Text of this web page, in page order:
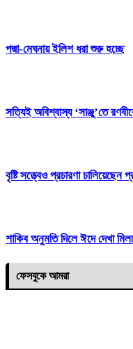
পদ্মা-মেঘনায় ইলিশ ধরা শুরু হচ্ছে
সত্যিই অবিশ্বাস্য ‘সাঞ্জু’তে
বৃষ্টি সত্ত্বেও প্রচারণা চালিয়েছেন
শাকিব অনুমতি দিলে ঈদে দেখা
ফেসবুকে আমরা